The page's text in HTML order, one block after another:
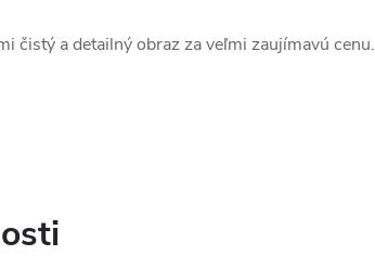
čistý a detailný obraz za veľmi zaujímavú cenu.